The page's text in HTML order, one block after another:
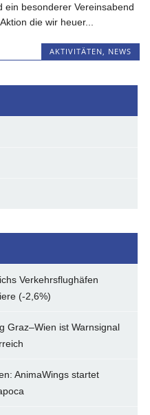
ein besonderer Vereinsabend
die wir heuer...
AKTIVITÄTEN NEWS
Verkehrsflughäfen
(-2,6%)
Graz–Wien ist Warnsignal
AnimaWings startet